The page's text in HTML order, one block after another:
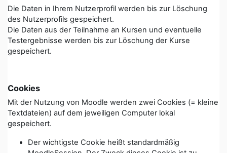
Die Daten in Ihrem Nutzerprofil werden bis zur Löschung
des Nutzerprofils gespeichert.
Die Daten aus der Teilnahme an Kursen und eventuelle
Testergebnisse werden bis zur Löschung der Kurse
gespeichert.
Cookies
Mit der Nutzung von Moodle werden zwei Cookies (= kleine
Textdateien) auf dem jeweiligen Computer lokal
gespeichert.
Der wichtigste Cookie heißt standardmäßig